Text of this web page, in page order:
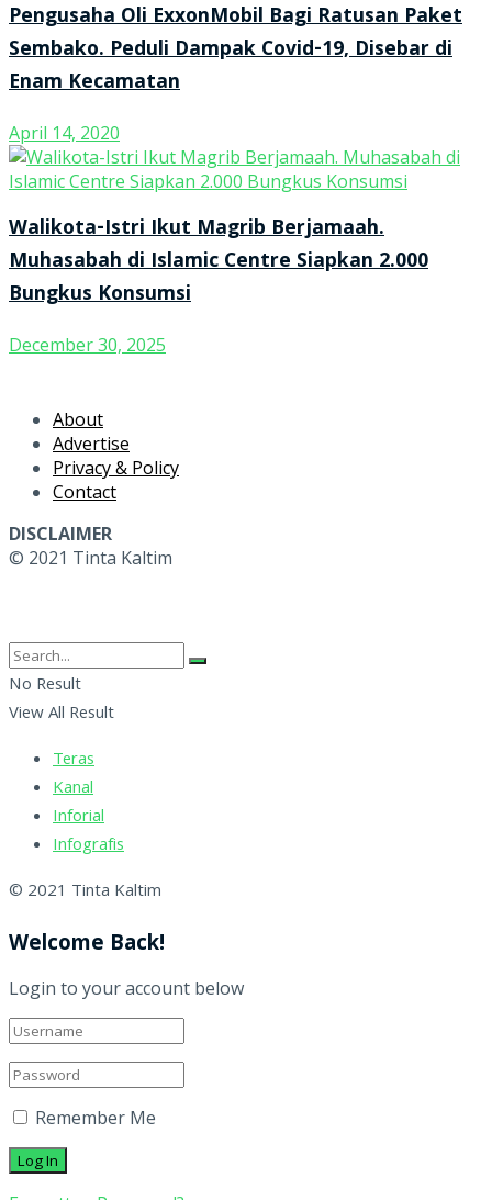
Pengusaha Oli ExxonMobil Bagi Ratusan Paket
Sembako. Peduli Dampak Covid-19, Disebar di
Enam Kecamatan
April 14, 2020
Walikota-Istri Ikut Magrib Berjamaah.
Muhasabah di Islamic Centre Siapkan 2.000
Bungkus Konsumsi
December 30, 2025
About
Advertise
Privacy & Policy
Contact
DISCLAIMER
© 2021 Tinta Kaltim
No Result
View All Result
Teras
Kanal
Inforial
Infografis
© 2021 Tinta Kaltim
Welcome Back!
Login to your account below
Remember Me